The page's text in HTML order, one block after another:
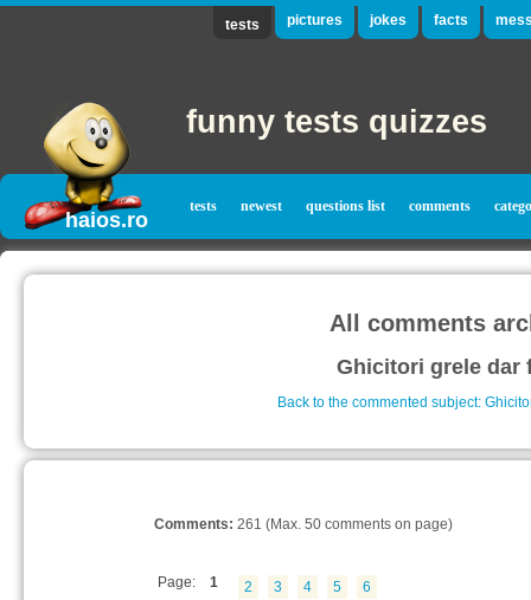
tests pictures jokes facts
funny tests quizzes
haios.ro
tests newest questions list comments
All comments
Ghicitori grele dar
Back to the commented subject:
Comments: 261 (Max. 50 comments on page)
Page: 1 2 3 4 5 6